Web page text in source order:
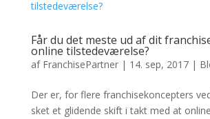
Får du det meste ud af dit
online tilstedeværelse?
af FranchisePartner| 14. sep, 2017|
Der er, for flere franchisekoncepters
sket et glidende skift i takt med at online